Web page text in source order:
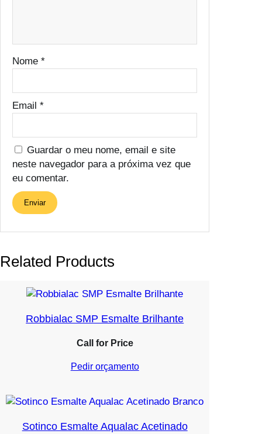
Nome *
Email *
Guardar o meu nome, email e site
neste navegador para a próxima vez que
eu comentar.
Related Products
Robbialac SMP Esmalte Brilhante
Call for Price
Pedir orçamento
Sotinco Esmalte Aqualac Acetinado